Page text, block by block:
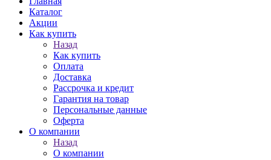
Каталог
Акции
Как купить
Назад
Как купить
Оплата
Доставка
Рассрочка и кредит
Гарантия на товар
Персональные данные
Оферта
О компании
Назад
О компании